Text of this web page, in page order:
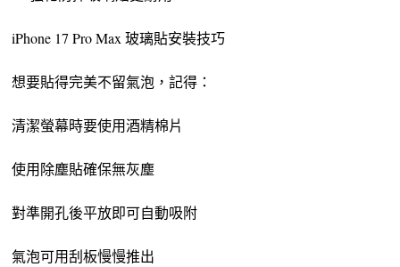
iPhone 17 Pro Max 玻璃貼安裝技巧
想要貼得完美不留氣泡，記得：
清潔螢幕時要使用酒精棉片
使用除塵貼確保無灰塵
對準開孔後平放即可自動吸附
氣泡可用刮板慢慢推出